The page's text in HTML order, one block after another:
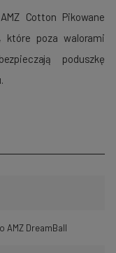
Cotton Pikowane
które poza walorami
poduszkę
AMZ DreamBall